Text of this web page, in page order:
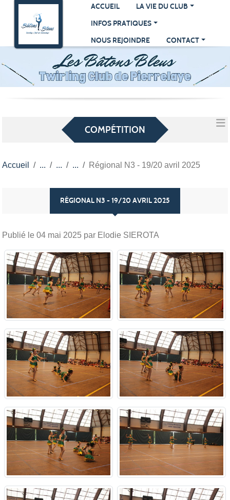
ACCUEIL
LA VIE DU CLUB
INFOS PRATIQUES
NOUS REJOINDRE
CONTACT
COMPÉTITION
Accueil Régional N3 - 19/20 avril 2025
RÉGIONAL N3 - 19/20 AVRIL 2025
Publié le 04 mai 2025 par Elodie SIEROTA
Panneau de gestion des cookies